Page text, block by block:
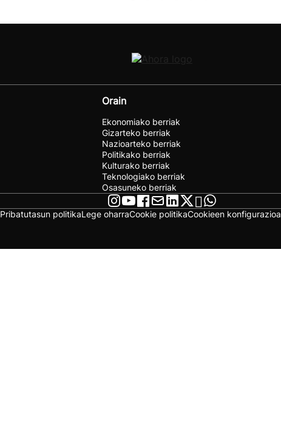
Orain
Ekonomiako berriak
Gizarteko berriak
Nazioarteko berriak
Politikako berriak
Kulturako berriak
Teknologiako berriak
Osasuneko berriak
Pribatutasun politikaLege oharraCookie politikaCookieen konfigurazioa